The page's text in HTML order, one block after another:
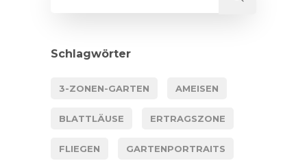
Schlagwörter
3-ZONEN-GARTEN AMEISEN
BLATTLÄUSE ERTRAGSZONE
FLIEGEN GARTENPORTRAITS